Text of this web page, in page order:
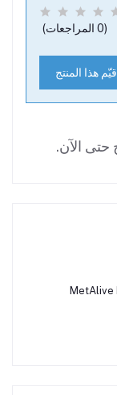
(0 المراجعات)
قيّم هذا المنتج
حتى الآن.
MetAlive